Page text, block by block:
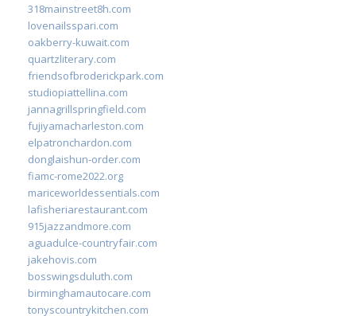
318mainstreet8h.com
lovenailsspari.com
oakberry-kuwait.com
quartzliterary.com
friendsofbroderickpark.com
studiopiattellina.com
jannagrillspringfield.com
fujiyamacharleston.com
elpatronchardon.com
donglaishun-order.com
fiamc-rome2022.org
mariceworldessentials.com
lafisheriarestaurant.com
915jazzandmore.com
aguadulce-countryfair.com
jakehovis.com
bosswingsduluth.com
birminghamautocare.com
tonyscountrykitchen.com